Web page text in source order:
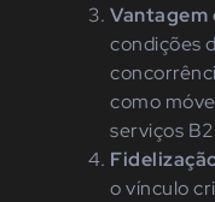
condições
como
serviços
o vínculo